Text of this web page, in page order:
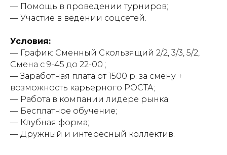
— Помощь в проведении турниров;
— Участие в ведении соцсетей.
Условия:
— График: Сменный Скользящий 2/2, 3/3, 5/2,
Смена с 9-45 до 22-00 ;
— Заработная плата от 1500 р. за смену +
возможность карьерного РОСТА;
— Работа в компании лидере рынка;
— Бесплатное обучение;
— Клубная форма;
— Дружный и интересный коллектив.